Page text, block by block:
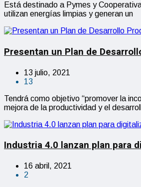
Está destinado a Pymes y
utilizan energías limpias y generan un
Presentan un Plan de
13 julio, 2021
13
Tendrá como objetivo “promover la
mejora de la productividad y el
Industria 4.0 lanzan plan para
16 abril, 2021
2